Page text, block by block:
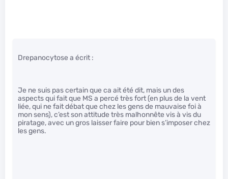
Drepanocytose a écrit :
Je ne suis pas certain que ca ait été dit, mais un des
aspects qui fait que MS a percé très fort (en plus de la vent
liée, qui ne fait débat que chez les gens de mauvaise foi à
mon sens), c’est son attitude très malhonnête vis à vis du
piratage, avec un gros laisser faire pour bien s’imposer chez
les gens.